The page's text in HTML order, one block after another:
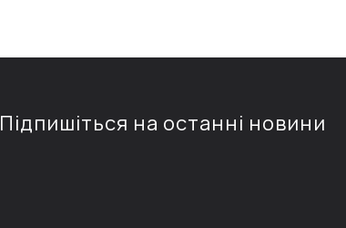
Підпишіться на останні новини